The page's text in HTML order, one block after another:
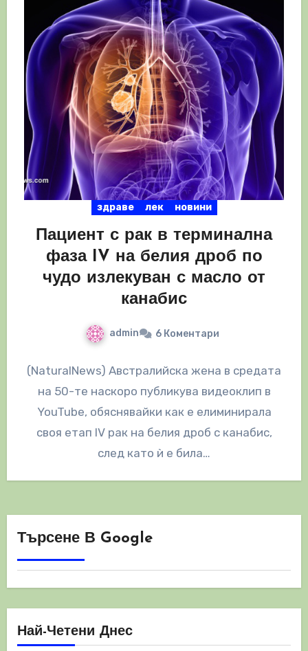
здраве лек новини
Пациент с рак в терминална
фаза IV на белия дроб по
чудо излекуван с масло от
канабис
admin 6 Коментари
(NaturalNews) Австралийска жена в средата
на 50-те наскоро публикува видеоклип в
YouTube, обяснявайки как е елиминирала
своя етап IV рак на белия дроб с канабис,
след като ѝ е била…
Търсене В Google
Най-Четени Днес